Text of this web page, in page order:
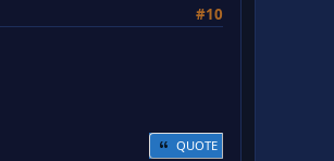
#10
QUOTE